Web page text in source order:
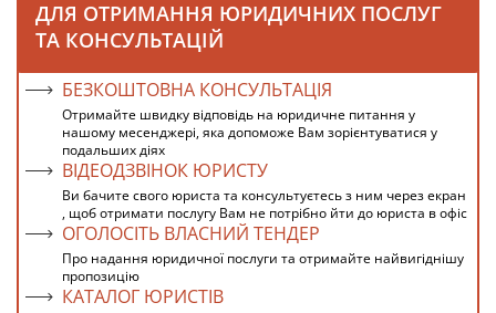
ДЛЯ ОТРИМАННЯ ЮРИДИЧНИХ ПОСЛУГ
ТА КОНСУЛЬТАЦІЙ
БЕЗКОШТОВНА КОНСУЛЬТАЦІЯ
Отримайте швидку відповідь на юридичне питання у
нашому месенджері, яка допоможе Вам зорієнтуватися у
подальших діях
ВІДЕОДЗВІНОК ЮРИСТУ
Ви бачите свого юриста та консультуєтесь з ним через екран
, щоб отримати послугу Вам не потрібно йти до юриста в офіс
ОГОЛОСІТЬ ВЛАСНИЙ ТЕНДЕР
Про надання юридичної послуги та отримайте найвигіднішу
пропозицію
КАТАЛОГ ЮРИСТІВ